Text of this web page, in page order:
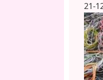
21-